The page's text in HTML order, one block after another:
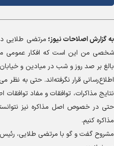
به گزارشاصلاحات نیوز؛ مرتضی طلایی
شخصی من این است که افکار عمومی
بالغ بر صد روز و شب در میادین و
اطلاع‌رسانی قرار نگرفته‌اند. حتی به نظر
نتایج مذاکرات، توافقات و مفاد توافقات
حتی در خصوص اصل مذاکره نیز
مذاکره کنیم.
مشروح گفت و گو با مرتضی طلایی، رئیس